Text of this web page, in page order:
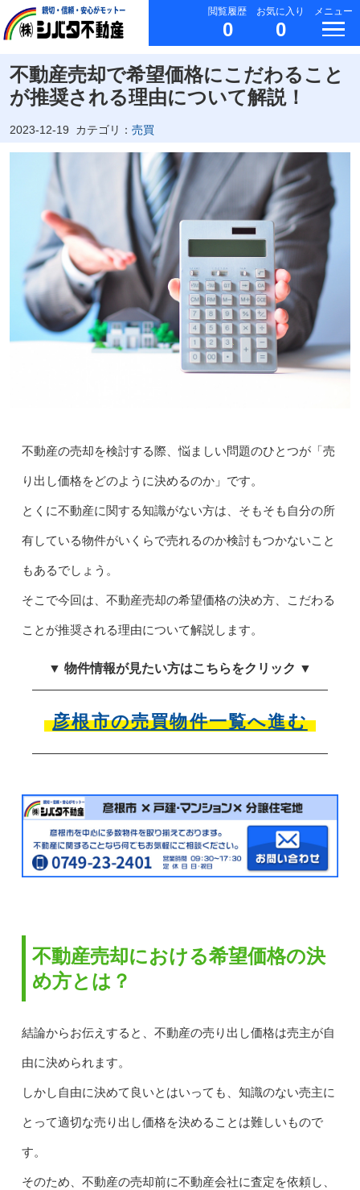
閲覧履歴
0
お気に入り
0
メニュー
不動産売却で希望価格にこだわること
が推奨される理由について解説！
2023-12-19 カテゴリ： 売買
不動産の売却を検討する際、悩ましい問題のひとつが「売
り出し価格をどのように決めるのか」です。
とくに不動産に関する知識がない方は、そもそも自分の所
有している物件がいくらで売れるのか検討もつかないこと
もあるでしょう。
そこで今回は、不動産売却の希望価格の決め方、こだわる
ことが推奨される理由について解説します。
▼ 物件情報が見たい方はこちらをクリック ▼
彦根市の売買物件一覧へ進む
不動産売却における希望価格の決
め方とは？
結論からお伝えすると、不動産の売り出し価格は売主が自
由に決められます。
しかし自由に決めて良いとはいっても、知識のない売主に
とって適切な売り出し価格を決めることは難しいもので
す。
そのため、不動産の売却前に不動産会社に査定を依頼し、